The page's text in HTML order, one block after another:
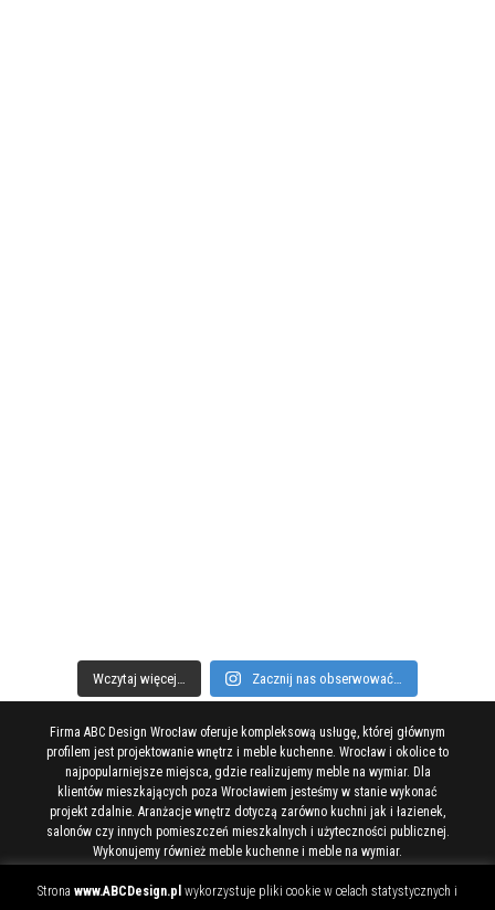
Wczytaj więcej… Zacznij nas obserwować…
Firma ABC Design Wrocław oferuje kompleksową usługę, której głównym
profilem jest projektowanie wnętrz i meble kuchenne. Wrocław i okolice to
najpopularniejsze miejsca, gdzie realizujemy meble na wymiar. Dla
klientów mieszkających poza Wrocławiem jesteśmy w stanie wykonać
projekt zdalnie. Aranżacje wnętrz dotyczą zarówno kuchni jak i łazienek,
salonów czy innych pomieszczeń mieszkalnych i użyteczności publicznej.
Wykonujemy również meble kuchenne i meble na wymiar.
Wszelkie prawa zastrzeżone ABC Design.pl © 2005-2024 Wrocław
Strona www.ABCDesign.pl wykorzystuje pliki cookie w celach statystycznych i